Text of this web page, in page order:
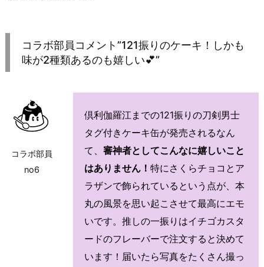
コラボ部員コメント”121振りのケーキ！しかも
味が2種類あるのも嬉しい💕”
コラボ部員
no6
倶利伽羅江までの121振りの刀剣男士
タグ付きケーキ缶が発売されるなん
て、 審神者としてこんなに嬉しいこと
はありません！ 特にさくらチョコとア
ラザンで飾られているという点が、本
丸の風景を思い起こさせて最高にエモ
いです。推しの一振りはイチゴカスタ
ードのフレーバーで注文すると決めて
います！届いたら写真をたくさん撮っ